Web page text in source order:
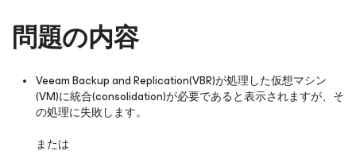
問題の内容
Veeam Backup and Replication(VBR)が処理した仮想マシン
(VM)に統合(consolidation)が必要であると表示されますが、そ
の処理に失敗します。
または